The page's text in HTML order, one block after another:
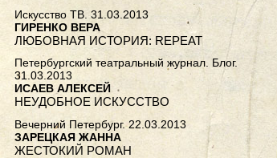
Искусство ТВ. 31.03.2013
ГИРЕНКО ВЕРА
ЛЮБОВНАЯ ИСТОРИЯ: REPEAT
Петербургский театральный журнал. Блог.
31.03.2013
ИСАЕВ АЛЕКСЕЙ
НЕУДОБНОЕ ИСКУССТВО
Вечерний Петербург. 22.03.2013
ЗАРЕЦКАЯ ЖАННА
ЖЕСТОКИЙ РОМАН